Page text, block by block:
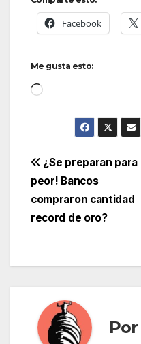
Facebook
Me gusta esto:
Cargando...
de
entradas
¿Se preparan para
peor! Bancos
compraron cantidad
record de oro?
Por